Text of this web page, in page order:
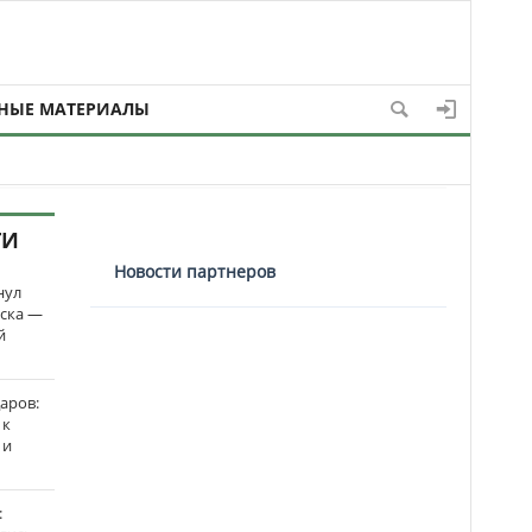
МАТЕРИАЛЫ
—
Новости партнеров